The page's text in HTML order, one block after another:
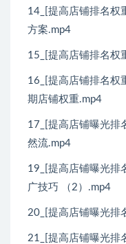
14_[提高店铺排名
方案.mp4
15_[提高店铺排名权
16_[提高店铺排名
期店铺权重.mp4
17_[提高店铺曝光
然流.mp4
19_[提高店铺曝光
广技巧 （2）.mp4
20_[提高店铺曝光
21_[提高店铺曝光